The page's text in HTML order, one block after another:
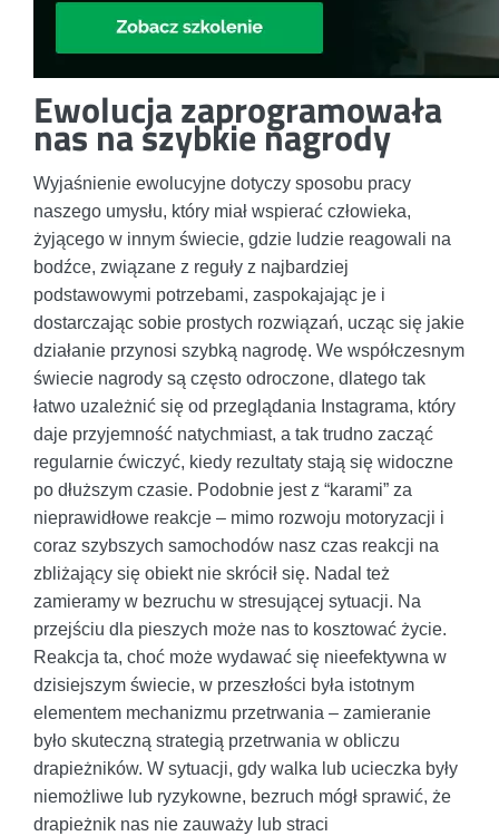
Ewolucja zaprogramowała
nas na szybkie nagrody
Wyjaśnienie ewolucyjne dotyczy sposobu pracy
naszego umysłu, który miał wspierać człowieka,
żyjącego w innym świecie, gdzie ludzie reagowali na
bodźce, związane z reguły z najbardziej
podstawowymi potrzebami, zaspokajając je i
dostarczając sobie prostych rozwiązań, ucząc się jakie
działanie przynosi szybką nagrodę. We współczesnym
świecie nagrody są często odroczone, dlatego tak
łatwo uzależnić się od przeglądania Instagrama, który
daje przyjemność natychmiast, a tak trudno zacząć
regularnie ćwiczyć, kiedy rezultaty stają się widoczne
po dłuższym czasie. Podobnie jest z “karami” za
nieprawidłowe reakcje – mimo rozwoju motoryzacji i
coraz szybszych samochodów nasz czas reakcji na
zbliżający się obiekt nie skrócił się. Nadal też
zamieramy w bezruchu w stresującej sytuacji. Na
przejściu dla pieszych może nas to kosztować życie.
Reakcja ta, choć może wydawać się nieefektywna w
dzisiejszym świecie, w przeszłości była istotnym
elementem mechanizmu przetrwania – zamieranie
było skuteczną strategią przetrwania w obliczu
drapieżników. W sytuacji, gdy walka lub ucieczka były
niemożliwe lub ryzykowne, bezruch mógł sprawić, że
drapieżnik nas nie zauważy lub straci